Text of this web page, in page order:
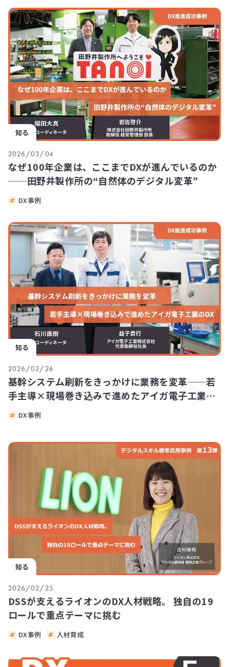
知る
2026/03/04
なぜ100年企業は、ここまでDXが進んでいるのか
──田野井製作所の“自然体のデジタル変革”
DX事例
知る
2026/02/26
基幹システム刷新をきっかけに業務を変革──若
手主導×現場巻き込みで進めたアイガ電子工業の
DX DX事例
知る
2026/02/25
DSSが支えるライオンのDX人材戦略。 独自の19
ロールで重点テーマに挑む
DX事例 人材育成